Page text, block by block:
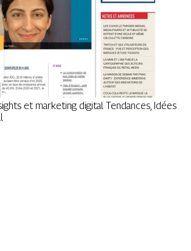
et marketing digital Tendances, Idées